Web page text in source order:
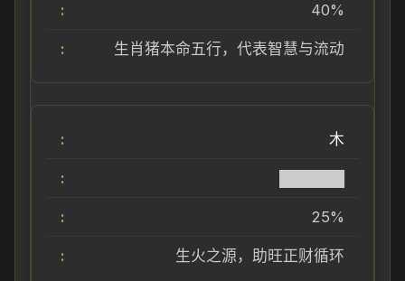
40%
生肖猪本命五行，代表智慧与流动
木
25%
生火之源，助旺正财循环